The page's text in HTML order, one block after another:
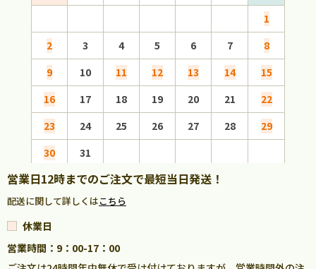
1
2
3 4 5 6 7
8
9
10 11 12 13 14
15
16
17 18 19 20 21
22
23
24 25 26 27 28
29
30
31
営業日12時までのご注文で最短当日発送！
配送に関して詳しくはこちら
休業日
営業時間：9：00-17：00